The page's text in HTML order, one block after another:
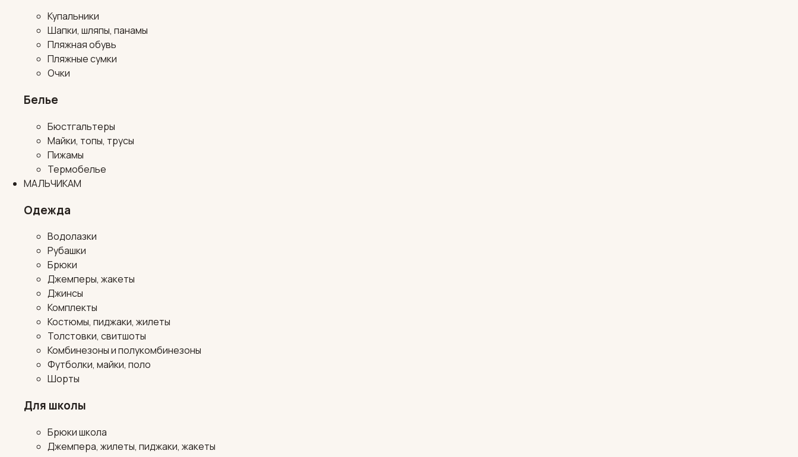
Купальники
Шапки, шляпы, панамы
Пляжная обувь
Пляжные сумки
Очки
Белье
Бюстгальтеры
Майки, топы, трусы
Пижамы
Термобелье
МАЛЬЧИКАМ
Одежда
Водолазки
Рубашки
Брюки
Джемперы, жакеты
Джинсы
Комплекты
Костюмы, пиджаки, жилеты
Толстовки, свитшоты
Комбинезоны и полукомбинезоны
Футболки, майки, поло
Шорты
Для школы
Брюки школа
Джемпера, жилеты, пиджаки, жакеты